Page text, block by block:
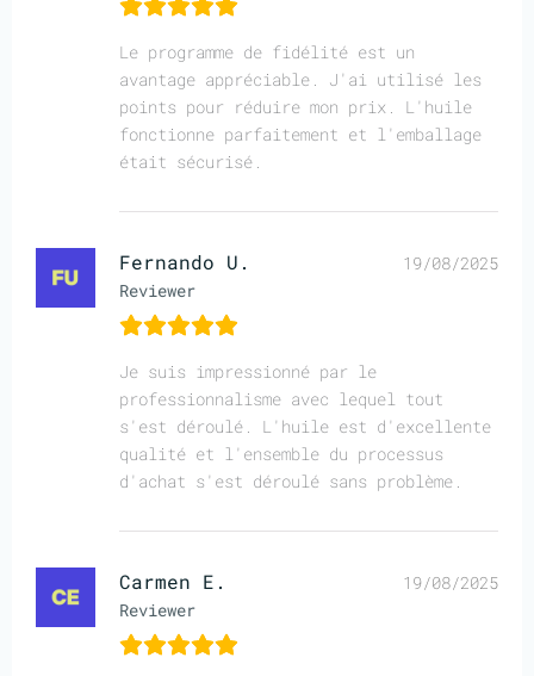
Le programme de fidélité est un
avantage appréciable. J'ai utilisé les
points pour réduire mon prix. L'huile
fonctionne parfaitement et l'emballage
était sécurisé.
Fernando U.
Reviewer
19/08/2025
Je suis impressionné par le
professionnalisme avec lequel tout
s'est déroulé. L'huile est d'excellente
qualité et l'ensemble du processus
d'achat s'est déroulé sans problème.
Carmen E.
Reviewer
19/08/2025